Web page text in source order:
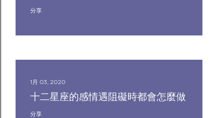
分享
1月 03, 2020
十二星座的感情遇阻礙時都會怎麼做
分享